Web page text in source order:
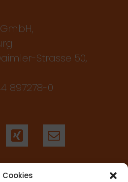
Cookies
Strasse 50,
897278-0